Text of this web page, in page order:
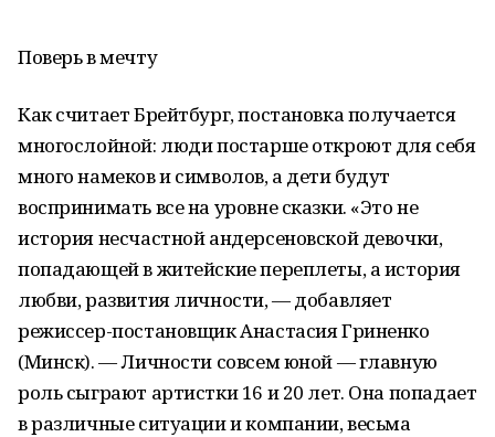
Поверь в мечту
Как считает Брейтбург, постановка получается
многослойной: люди постарше откроют для себя
много намеков и символов, а дети будут
воспринимать все на уровне сказки. «Это не
история несчастной андерсеновской девочки,
попадающей в житейские переплеты, а история
любви, развития личности, — добавляет
режиссер-постановщик Анастасия Гриненко
(Минск). — Личности совсем юной — главную
роль сыграют артистки 16 и 20 лет. Она попадает
в различные ситуации и компании, весьма